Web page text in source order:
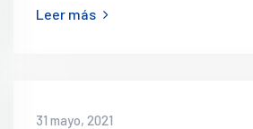
Leer más
31 mayo, 2021